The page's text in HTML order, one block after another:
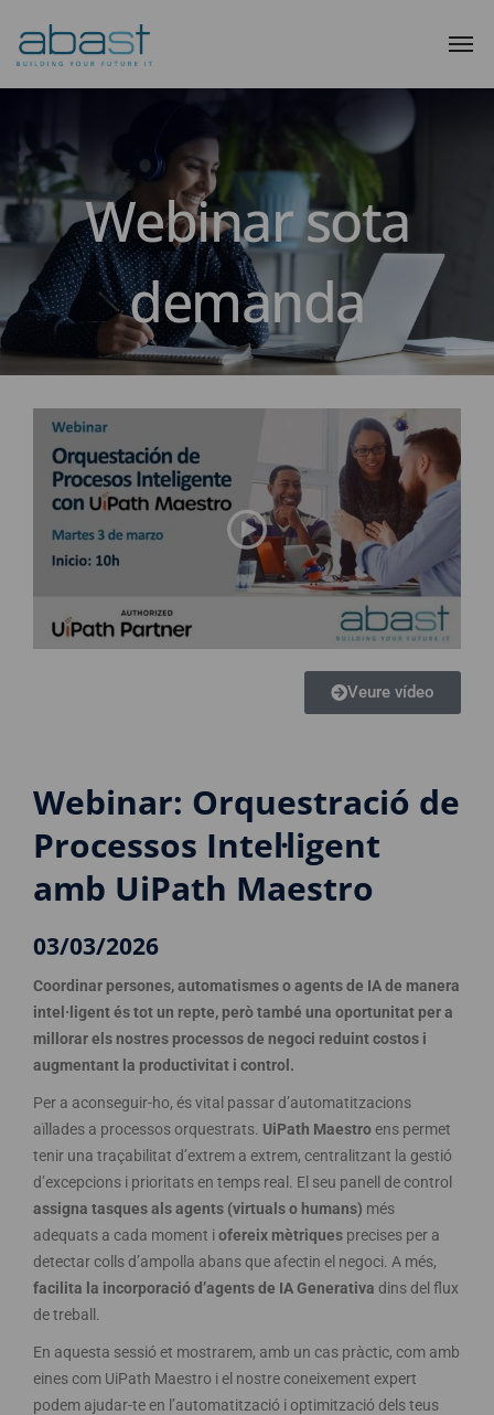
Webinar sota
demanda
Veure vídeo
Webinar: Orquestració de
Processos Intel·ligent
amb UiPath Maestro
03/03/2026
Coordinar persones, automatismes o agents de IA de manera
intel·ligent és tot un repte, però també una oportunitat per a
millorar els nostres processos de negoci reduint costos i
augmentant la productivitat i control.
Per a aconseguir-ho, és vital passar d’automatitzacions
aïllades a processos orquestrats. UiPath Maestroens permet
tenir una traçabilitat d’extrem a extrem, centralitzant la gestió
d’excepcions i prioritats en temps real. El seu panell de control
assigna tasques als agents (virtuals o humans) més
adequats a cada moment iofereix mètriques precises per a
detectar colls d’ampolla abans que afectin el negoci. A més,
facilita la incorporació d’agents de IA Generativa dins del flux
de treball.
En aquesta sessió et mostrarem, amb un cas pràctic, com amb
eines com UiPath Maestro i el nostre coneixement expert
podem ajudar-te en l’automatització i optimització dels teus